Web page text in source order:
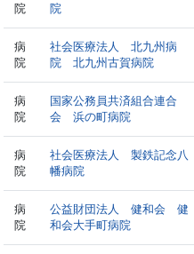
院
院
病
院
社会医療法人 北九州病
院 北九州古賀病院
病
院
国家公務員共済組合連合
会 浜の町病院
病
院
社会医療法人 製鉄記念八
幡病院
病
院
公益財団法人 健和会 健
和会大手町病院